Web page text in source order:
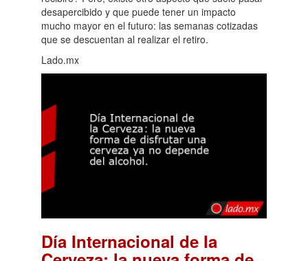
desapercibido y que puede tener un impacto
mucho mayor en el futuro: las semanas cotizadas
que se descuentan al realizar el retiro.
Lado.mx
Día Internacional de la